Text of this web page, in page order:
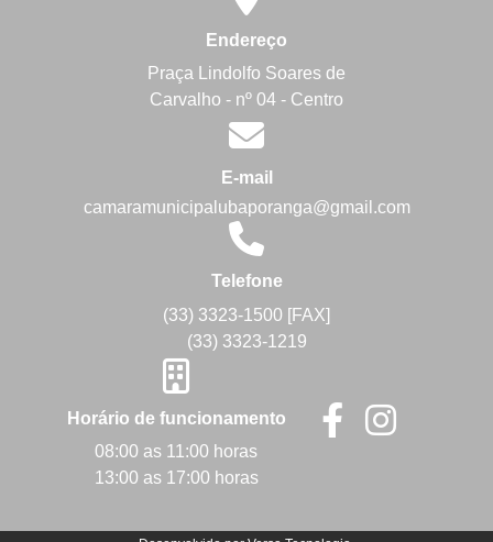
Endereço
Praça Lindolfo Soares de
Carvalho - nº 04 - Centro
E-mail
camaramunicipalubaporanga@gmail.com
Telefone
(33) 3323-1500 [FAX]
(33) 3323-1219
Horário de funcionamento
08:00 as 11:00 horas
13:00 as 17:00 horas